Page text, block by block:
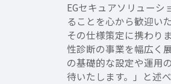
EGセキュアソリュー
ることを心から歓迎い
その仕様策定に携わり
性診断の事業を幅広く
の基礎的な設定や運用
待いたします。」と述べ